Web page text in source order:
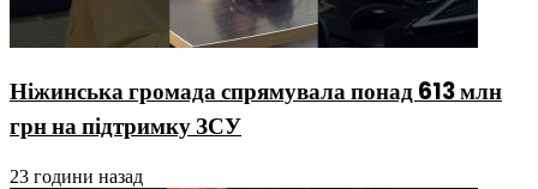
Ніжинська громада спрямувала понад 613 млн
грн на підтримку ЗСУ
23 години назад